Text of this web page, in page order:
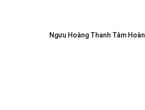
Ngưu Hoàng Thanh Tâm Hoàn